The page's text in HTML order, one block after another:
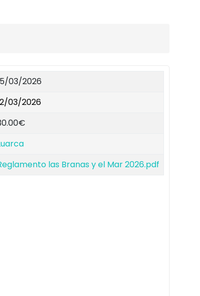
03/2026
03/2026
las Branas y el Mar 2026.pdf